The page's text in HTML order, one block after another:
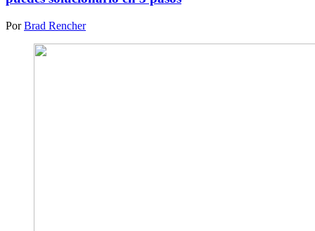
PorBrad Rencher